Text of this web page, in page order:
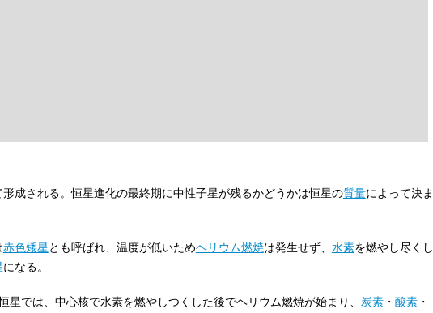
形成される。恒星進化の最終期に中性子星が残るかどうかは恒星の質量によって決ま
赤色矮星とも呼ばれ、温度が低いためヘリウム燃焼は発生せず、 水素を燃やし尽くし
になる。
星では、中心核で水素を燃やしつくした後でヘリウム燃焼が始まり、 炭素・ 酸素・